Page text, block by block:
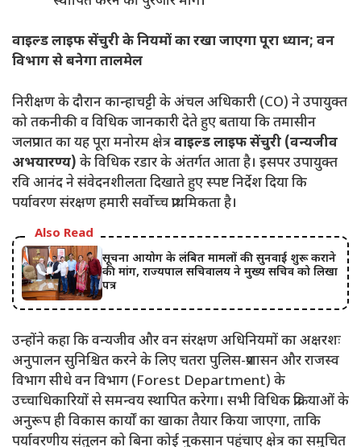
वाइल्ड लाइफ सेंचुरी के नियमों का रखा जाएगा पूरा ध्यान; वन
विभाग से बनेगा तालमेल
निरीक्षण के दौरान कान्हाचट्टी के अंचल अधिकारी (CO) ने उपायुक्त
को तकनीकी व विधिक जानकारी देते हुए बताया कि तमासीन
जलप्रपात का यह पूरा मनोरम क्षेत्रवाइल्ड लाइफ सेंचुरी (वन्यजीव
अभयारण्य) के विधिक रडार के अंतर्गत आता है। इसपर उपायुक्त
रवि आनंद ने संवेदनशीलता दिखाते हुए स्पष्ट निर्देश दिया कि
पर्यावरण संरक्षण हमारी सर्वोच्च प्राथमिकता है।
Also Read
सूचना आयोग के लंबित मामलों की सुनवाई शुरू कराने
की मांग, राज्यपाल सचिवालय ने मुख्य सचिव को लिखा
पत्र
उन्होंने कहा कि वन्यजीव और वन संरक्षण अधिनियमों का अक्षरशः
अनुपालन सुनिश्चित करने के लिए चतरा पुलिस-प्रशासन और राजस्व
विभाग सीधे वन विभाग (Forest Department) के
उच्चाधिकारियों से समन्वय स्थापित करेगा। सभी विधिक प्रक्रियाओं के
अनुरूप ही विकास कार्यों का खाका तैयार किया जाएगा, ताकि
पर्यावरणीय संतुलन को बिना कोई नुकसान पहुंचाए क्षेत्र का समुचित